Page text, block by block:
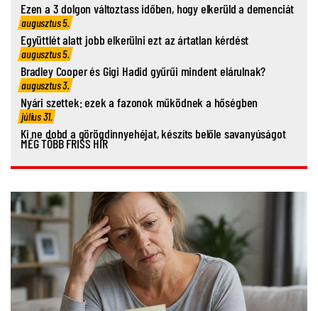
Ezen a 3 dolgon változtass időben, hogy elkerüld a demenciát
augusztus 5.
Együttlét alatt jobb elkerülni ezt az ártatlan kérdést
augusztus 5.
Bradley Cooper és Gigi Hadid gyűrűi mindent elárulnak?
augusztus 3.
Nyári szettek: ezek a fazonok működnek a hőségben
július 31.
Ki ne dobd a görögdinnyehéjat, készíts belőle savanyúságot
MÉG TÖBB FRISS HÍR